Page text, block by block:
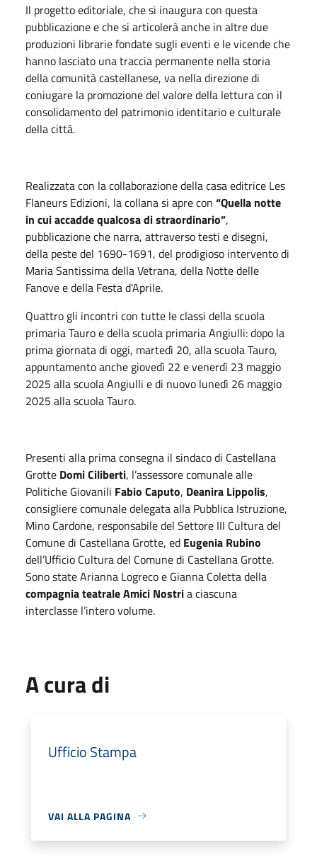
Il progetto editoriale, che si inaugura con questa
pubblicazione e che si articolerà anche in altre due
produzioni librarie fondate sugli eventi e le vicende che
hanno lasciato una traccia permanente nella storia
della comunità castellanese, va nella direzione di
coniugare la promozione del valore della lettura con il
consolidamento del patrimonio identitario e culturale
della città.
Realizzata con la collaborazione della casa editrice Les
Flaneurs Edizioni, la collana si apre con “Quella notte
in cui accadde qualcosa di straordinario”,
pubblicazione che narra, attraverso testi e disegni,
della peste del 1690-1691, del prodigioso intervento di
Maria Santissima della Vetrana, della Notte delle
Fanove e della Festa d'Aprile.
Quattro gli incontri con tutte le classi della scuola
primaria Tauro e della scuola primaria Angiulli: dopo la
prima giornata di oggi, martedì 20, alla scuola Tauro,
appuntamento anche giovedì 22 e venerdì 23 maggio
2025 alla scuola Angiulli e di nuovo lunedì 26 maggio
2025 alla scuola Tauro.
Presenti alla prima consegna il sindaco di Castellana
Grotte Domi Ciliberti, l’assessore comunale alle
Politiche Giovanili Fabio Caputo, Deanira Lippolis,
consigliere comunale delegata alla Pubblica Istruzione,
Mino Cardone, responsabile del Settore III Cultura del
Comune di Castellana Grotte, ed Eugenia Rubino
dell’Ufficio Cultura del Comune di Castellana Grotte.
Sono state Arianna Logreco e Gianna Coletta della
compagnia teatrale Amici Nostria ciascuna
interclasse l’intero volume.
A cura di
Ufficio Stampa
VAI ALLA PAGINA